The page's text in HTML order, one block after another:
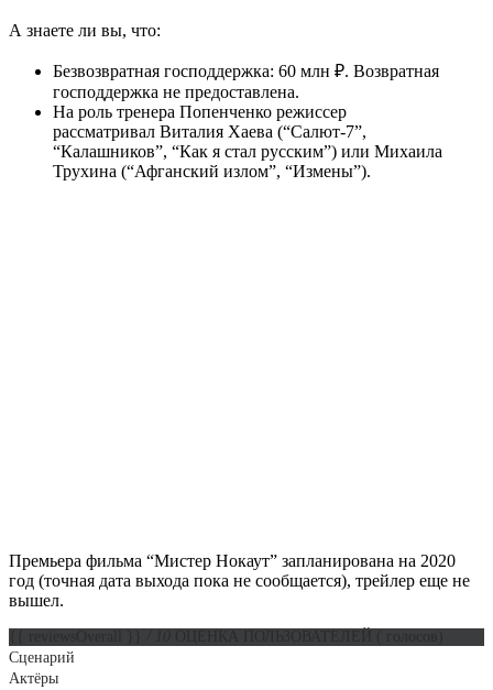
А знаете ли вы, что:
Безвозвратная господдержка: 60 млн ₽. Возвратная
господдержка не предоставлена.
На роль тренера Попенченко режиссер
рассматривал Виталия Хаева (“Салют-7”,
“Калашников”, “Как я стал русским”) или Михаила
Трухина (“Афганский излом”, “Измены”).
Премьера фильма “Мистер Нокаут” запланирована на 2020
год (точная дата выхода пока не сообщается), трейлер еще не
вышел.
Сценарий
Актёры